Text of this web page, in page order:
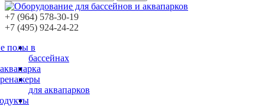
+7 (964) 578-30-19
+7 (495) 924-24-22
полы в
бассейнах
для аквапарков